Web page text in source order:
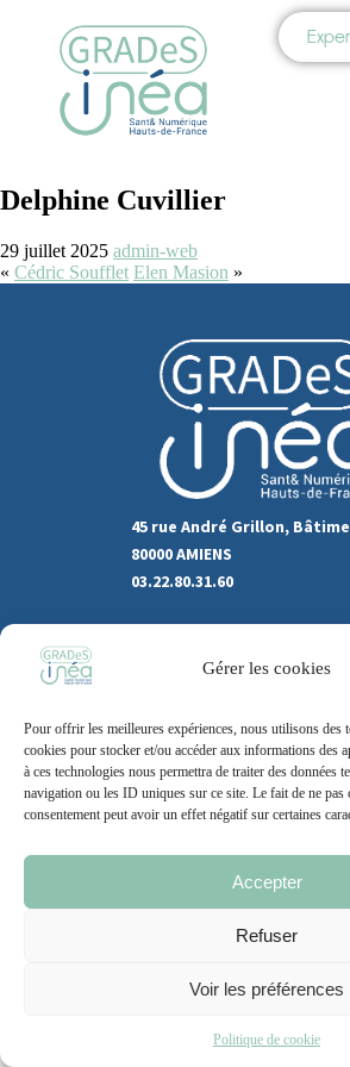
Gérer les cookies
Pour offrir les meilleures expériences, nous utilisons des
cookies pour stocker et/ou accéder aux informations des
à ces technologies nous permettra de traiter des données
navigation ou les ID uniques sur ce site. Le fait de ne pas
consentement peut avoir un effet négatif sur certaines
Accepter
Refuser
Voir les préférences
Politique de cookie
Delphine Cuvillier
29 juillet 2025 admin-web
« Cédric Soufflet Elen Masion »
45 rue André Grillon,
80000 AMIENS
03.22.80.31.60
Marchés publics
Recrutement
Contact
Mentions légales Politique de